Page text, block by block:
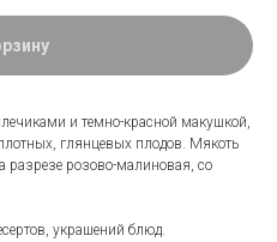
и темно-красной макушкой,
глянцевых плодов. Мякоть
разрезе розово-малиновая, со
украшений блюд.